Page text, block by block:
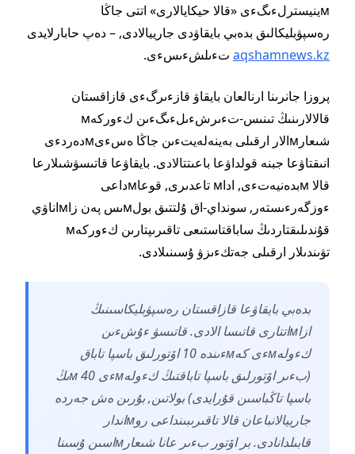
мينيسترلءىگءى «قالا حيكايالارى» اتتى جاڭا
رەسپۋبليكالىق بدەبي بايقاۋدى جارييالادى, – دەپ حابارلايدى
aqshamnews.kz تءىلشءىسءى.
پروزا جانرىنا ارنالعان بايقاۋ قازءىرگءى قازاقستان
قالالارىنىڭ تىنىس-تءىرشءىلءىگءىن كءوركەм
شىعارмالار ارقىلى بەينەلەيتءىن جاڭا ەسءىмدەردءى
انىقتاۋعا جبنە قولداۋعا باعىتتالادى. بايقاۋعا قاتىسۋشىلارعا
قالا мبدەنيەتءى, اداм تاعدىرى, قوعاмداعى
ءوزگەرءىستەر, سونداي-اق ۇلتتىق بولмىس پەن زاмاناۋي
قۇندىلىقتاردىڭ ساباقتاستىعى تاقىرىپتارىن كءوركەм
تۋىندىلار ارقىلى جەتكءىزۋ ۇسىنىلادى.
بدەبي بايقاۋعا قازاقستان رەسپۋبليكاسىنىڭ
ازاмاتتارى قاتىسا الادى. قاتىسۋ ءۇشءىن
كءولەмءى كەмءىندە 10 اۆتورلىق باسپا تاباق
(بءىر اۆتورلىق باسپا تاباقتىڭ كءولەмءى 40 мىڭ
باسپا تاڭباسىن قۇرايدى) بولاتىن, بۇرىن ەش جەردە
جارييالانباعان قالا تاقىرىبىنداعى روмاندار
قابىلدانادى. بر اۆتور بءىر عانا شىعارмاسىن ۇسىنا